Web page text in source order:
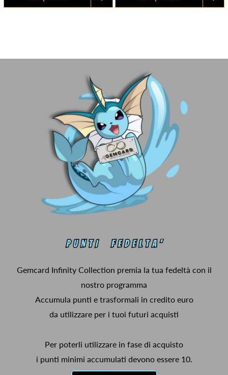
Gemcard Infinity Collection premia la tua fedeltà con il
nostro programma
Accumula punti e trasformali in credito euro
da utilizzare per i tuoi futuri acquisti
Per poterli utilizzare in fase di acquisto
i punti minimi accumulati devono essere 10.